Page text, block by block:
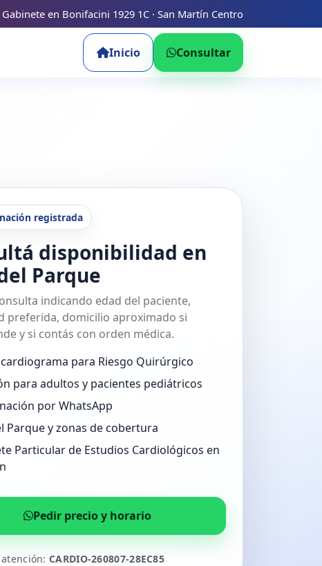
Gabinete en Bonifacini 1929 1C · San Martín Centro
Inicio Consultar
registrada
disponibilidad en
Parque
indicando edad del paciente,
preferida, domicilio aproximado si
y si contás con orden médica.
para Riesgo Quirúrgico
para adultos y pacientes pediátricos
por WhatsApp
Parque y zonas de cobertura
Particular de Estudios Cardiológicos en
Pedir precio y horario
atención:CARDIO-260807-28EC85